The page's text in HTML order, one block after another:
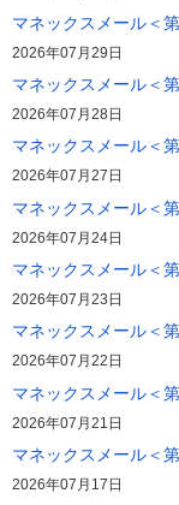
マネックスメール＜
2026年07月29日
マネックスメール＜
2026年07月28日
マネックスメール＜
2026年07月27日
マネックスメール＜
2026年07月24日
マネックスメール＜
2026年07月23日
マネックスメール＜
2026年07月22日
マネックスメール＜
2026年07月21日
マネックスメール＜
2026年07月17日